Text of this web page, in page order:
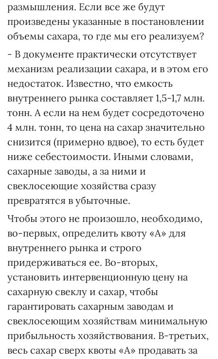
размышления. Если все же будут
произведены указанные в постановлении
объемы сахара, то где мы его реализуем?
- В документе практически отсутствует
механизм реализации сахара, и в этом его
недостаток. Известно, что емкость
внутреннего рынка составляет 1,5-1,7 млн.
тонн. А если на нем будет сосредоточено
4 млн. тонн, то цена на сахар значительно
снизится (примерно вдвое), то есть будет
ниже себестоимости. Иными словами,
сахарные заводы, а за ними и
свеклосеющие хозяйства сразу
превратятся в убыточные.
Чтобы этого не произошло, необходимо,
во-первых, определить квоту «А» для
внутреннего рынка и строго
придерживаться ее. Во-вторых,
установить интервенционную цену на
сахарную свеклу и сахар, чтобы
гарантировать сахарным заводам и
свеклосеющим хозяйствам минимальную
прибыльность хозяйствования. В-третьих,
весь сахар сверх квоты «А» продавать за